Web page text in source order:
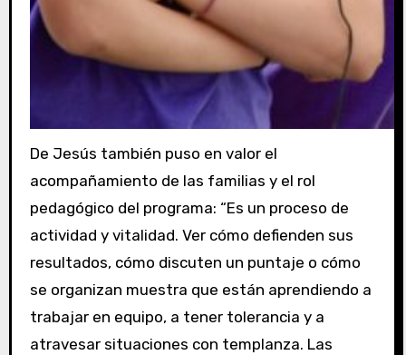
De Jesús también puso en valor el
acompañamiento de las familias y el rol
pedagógico del programa: “Es un proceso de
actividad y vitalidad. Ver cómo defienden sus
resultados, cómo discuten un puntaje o cómo
se organizan muestra que están aprendiendo a
trabajar en equipo, a tener tolerancia y a
atravesar situaciones con templanza. Las